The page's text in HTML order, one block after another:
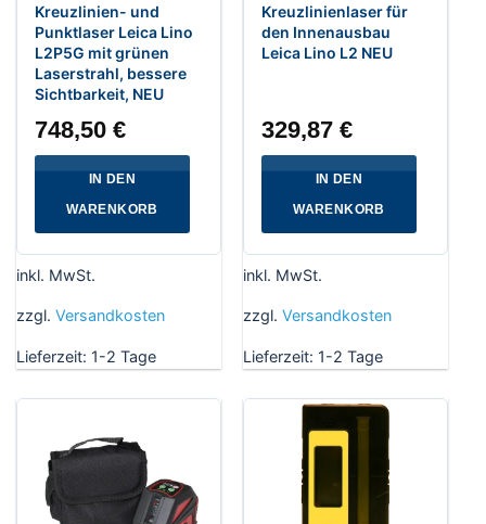
Kreuzlinien- und
Punktlaser Leica Lino
L2P5G mit grünen
Laserstrahl, bessere
Sichtbarkeit, NEU
748,50€
IN DEN
WARENKORB
inkl. MwSt.
zzgl. Versandkosten
Lieferzeit: 1-2 Tage
Kreuzlinienlaser für
den Innenausbau
Leica Lino L2 NEU
329,87€
IN DEN
WARENKORB
inkl. MwSt.
zzgl. Versandkosten
Lieferzeit: 1-2 Tage